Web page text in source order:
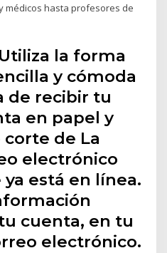
médicos hasta profesores de
la forma
y cómoda
de recibir tu
en papel y
de La
electrónico
está en línea.
cuenta, en tu
electrónico.